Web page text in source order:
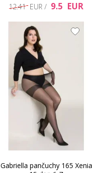
12.41 EUR / 9.5 EUR
Gabriella pančuchy 165 Xenia